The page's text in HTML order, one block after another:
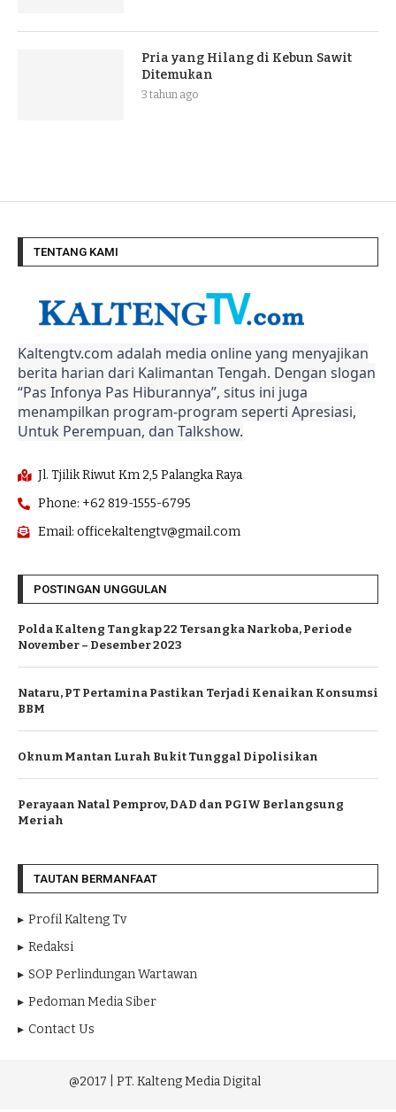
Pria yang Hilang di Kebun Sawit
Ditemukan
3 tahun ago
TENTANG KAMI
Kaltengtv.com adalah media online yang menyajikan
berita harian dari Kalimantan Tengah. Dengan slogan
“Pas Infonya Pas Hiburannya”, situs ini juga
menampilkan program-program seperti Apresiasi,
Untuk Perempuan, dan Talkshow.
Jl. Tjilik Riwut Km 2,5 Palangka Raya
Phone: +62 819-1555-6795
Email: officekaltengtv@gmail.com
POSTINGAN UNGGULAN
Polda Kalteng Tangkap 22 Tersangka Narkoba, Periode
November – Desember 2023
Nataru, PT Pertamina Pastikan Terjadi Kenaikan Konsumsi
BBM
Oknum Mantan Lurah Bukit Tunggal Dipolisikan
Perayaan Natal Pemprov, DAD dan PGIW Berlangsung
Meriah
TAUTAN BERMANFAAT
Profil Kalteng Tv
Redaksi
SOP Perlindungan Wartawan
Pedoman Media Siber
Contact Us
@2017 | PT. Kalteng Media Digital